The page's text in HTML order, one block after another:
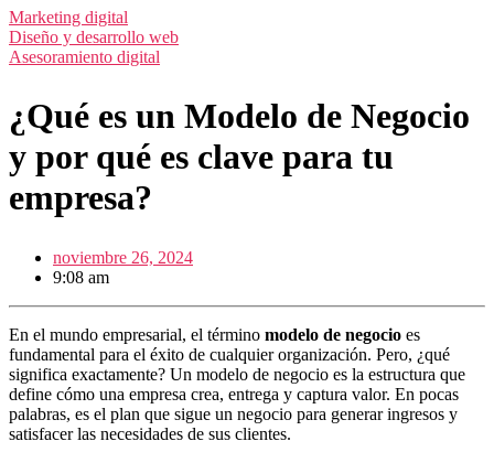
Marketing digital
Diseño y desarrollo web
Asesoramiento digital
¿Qué es un Modelo de Negocio
y por qué es clave para tu
empresa?
noviembre 26, 2024
9:08 am
En el mundo empresarial, el término modelo de negocio es
fundamental para el éxito de cualquier organización. Pero, ¿qué
significa exactamente? Un modelo de negocio es la estructura que
define cómo una empresa crea, entrega y captura valor. En pocas
palabras, es el plan que sigue un negocio para generar ingresos y
satisfacer las necesidades de sus clientes.